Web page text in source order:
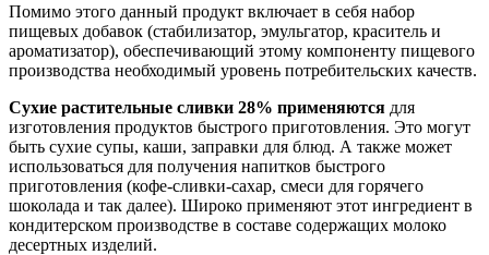
Помимо этого данный продукт включает в себя набор
пищевых добавок (стабилизатор, эмульгатор, краситель и
ароматизатор), обеспечивающий этому компоненту пищевого
производства необходимый уровень потребительских качеств.
Сухие растительные сливки 28% применяются для
изготовления продуктов быстрого приготовления. Это могут
быть сухие супы, каши, заправки для блюд. А также может
использоваться для получения напитков быстрого
приготовления (кофе-сливки-сахар, смеси для горячего
шоколада и так далее). Широко применяют этот ингредиент в
кондитерском производстве в составе содержащих молоко
десертных изделий.